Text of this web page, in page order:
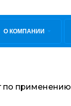
О КОМПАНИИ
по применению